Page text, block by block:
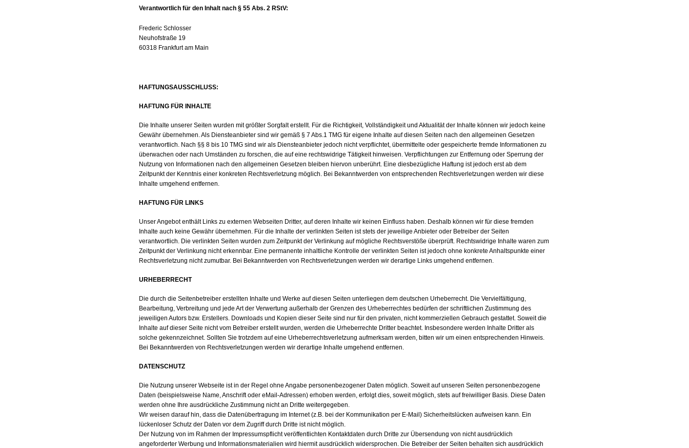
Verantwortlich für den Inhalt nach § 55 Abs. 2 RStV:
Frederic Schlosser
Neuhofstraße 19
60318 Frankfurt am Main
HAFTUNGSAUSSCHLUSS:
HAFTUNG FÜR INHALTE
Die Inhalte unserer Seiten wurden mit größter Sorgfalt erstellt. Für die Richtigkeit, Vollständigkeit und Aktualität der Inhalte können wir jedoch keine
Gewähr übernehmen. Als Diensteanbieter sind wir gemäß § 7 Abs.1 TMG für eigene Inhalte auf diesen Seiten nach den allgemeinen Gesetzen
verantwortlich. Nach §§ 8 bis 10 TMG sind wir als Diensteanbieter jedoch nicht verpflichtet, übermittelte oder gespeicherte fremde Informationen zu
überwachen oder nach Umständen zu forschen, die auf eine rechtswidrige Tätigkeit hinweisen. Verpflichtungen zur Entfernung oder Sperrung der
Nutzung von Informationen nach den allgemeinen Gesetzen bleiben hiervon unberührt. Eine diesbezügliche Haftung ist jedoch erst ab dem
Zeitpunkt der Kenntnis einer konkreten Rechtsverletzung möglich. Bei Bekanntwerden von entsprechenden Rechtsverletzungen werden wir diese
Inhalte umgehend entfernen.
HAFTUNG FÜR LINKS
Unser Angebot enthält Links zu externen Webseiten Dritter, auf deren Inhalte wir keinen Einfluss haben. Deshalb können wir für diese fremden
Inhalte auch keine Gewähr übernehmen. Für die Inhalte der verlinkten Seiten ist stets der jeweilige Anbieter oder Betreiber der Seiten
verantwortlich. Die verlinkten Seiten wurden zum Zeitpunkt der Verlinkung auf mögliche Rechtsverstöße überprüft. Rechtswidrige Inhalte waren zum
Zeitpunkt der Verlinkung nicht erkennbar. Eine permanente inhaltliche Kontrolle der verlinkten Seiten ist jedoch ohne konkrete Anhaltspunkte einer
Rechtsverletzung nicht zumutbar. Bei Bekanntwerden von Rechtsverletzungen werden wir derartige Links umgehend entfernen.
URHEBERRECHT
Die durch die Seitenbetreiber erstellten Inhalte und Werke auf diesen Seiten unterliegen dem deutschen Urheberrecht. Die Vervielfältigung,
Bearbeitung, Verbreitung und jede Art der Verwertung außerhalb der Grenzen des Urheberrechtes bedürfen der schriftlichen Zustimmung des
jeweiligen Autors bzw. Erstellers. Downloads und Kopien dieser Seite sind nur für den privaten, nicht kommerziellen Gebrauch gestattet. Soweit die
Inhalte auf dieser Seite nicht vom Betreiber erstellt wurden, werden die Urheberrechte Dritter beachtet. Insbesondere werden Inhalte Dritter als
solche gekennzeichnet. Sollten Sie trotzdem auf eine Urheberrechtsverletzung aufmerksam werden, bitten wir um einen entsprechenden Hinweis.
Bei Bekanntwerden von Rechtsverletzungen werden wir derartige Inhalte umgehend entfernen.
DATENSCHUTZ
Die Nutzung unserer Webseite ist in der Regel ohne Angabe personenbezogener Daten möglich. Soweit auf unseren Seiten personenbezogene
Daten (beispielsweise Name, Anschrift oder eMail-Adressen) erhoben werden, erfolgt dies, soweit möglich, stets auf freiwilliger Basis. Diese Daten
werden ohne Ihre ausdrückliche Zustimmung nicht an Dritte weitergegeben.
Wir weisen darauf hin, dass die Datenübertragung im Internet (z.B. bei der Kommunikation per E-Mail) Sicherheitslücken aufweisen kann. Ein
lückenloser Schutz der Daten vor dem Zugriff durch Dritte ist nicht möglich.
Der Nutzung von im Rahmen der Impressumspflicht veröffentlichten Kontaktdaten durch Dritte zur Übersendung von nicht ausdrücklich
angeforderter Werbung und Informationsmaterialien wird hiermit ausdrücklich widersprochen. Die Betreiber der Seiten behalten sich ausdrücklich